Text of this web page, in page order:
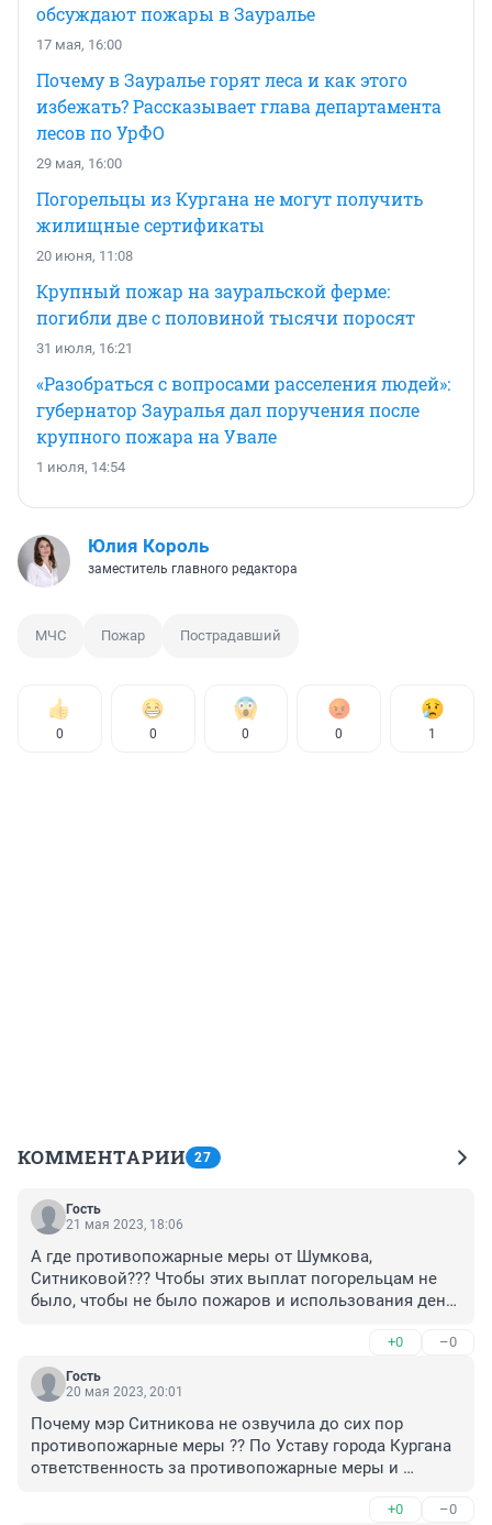
обсуждают пожары в Зауралье
17 мая, 16:00
Почему в Зауралье горят леса и как этого
избежать? Рассказывает глава департамента
лесов по УрФО
29 мая, 16:00
Погорельцы из Кургана не могут получить
жилищные сертификаты
20 июня, 11:08
Крупный пожар на зауральской ферме:
погибли две с половиной тысячи поросят
31 июля, 16:21
«Разобраться с вопросами расселения людей»:
губернатор Зауралья дал поручения после
крупного пожара на Увале
1 июля, 14:54
Юлия Король
заместитель главного редактора
МЧС Пожар Пострадавший
0 0 0 0 1
КОММЕНТАРИИ 27
Гость
21 мая 2023, 18:06
А где противопожарные меры от Шумкова,
Ситниковой??? Чтобы этих выплат погорельцам не
было, чтобы не было пожаров и использования денег
предотвращению пожаров. Что дальше будет снова
полыхать область и Курган???
+0 –0
Гость
20 мая 2023, 20:01
Почему мэр Ситникова не озвучила до сих пор
противопожарные меры ?? По Уставу города Кургана
ответственность за противопожарные меры и
+0 –0